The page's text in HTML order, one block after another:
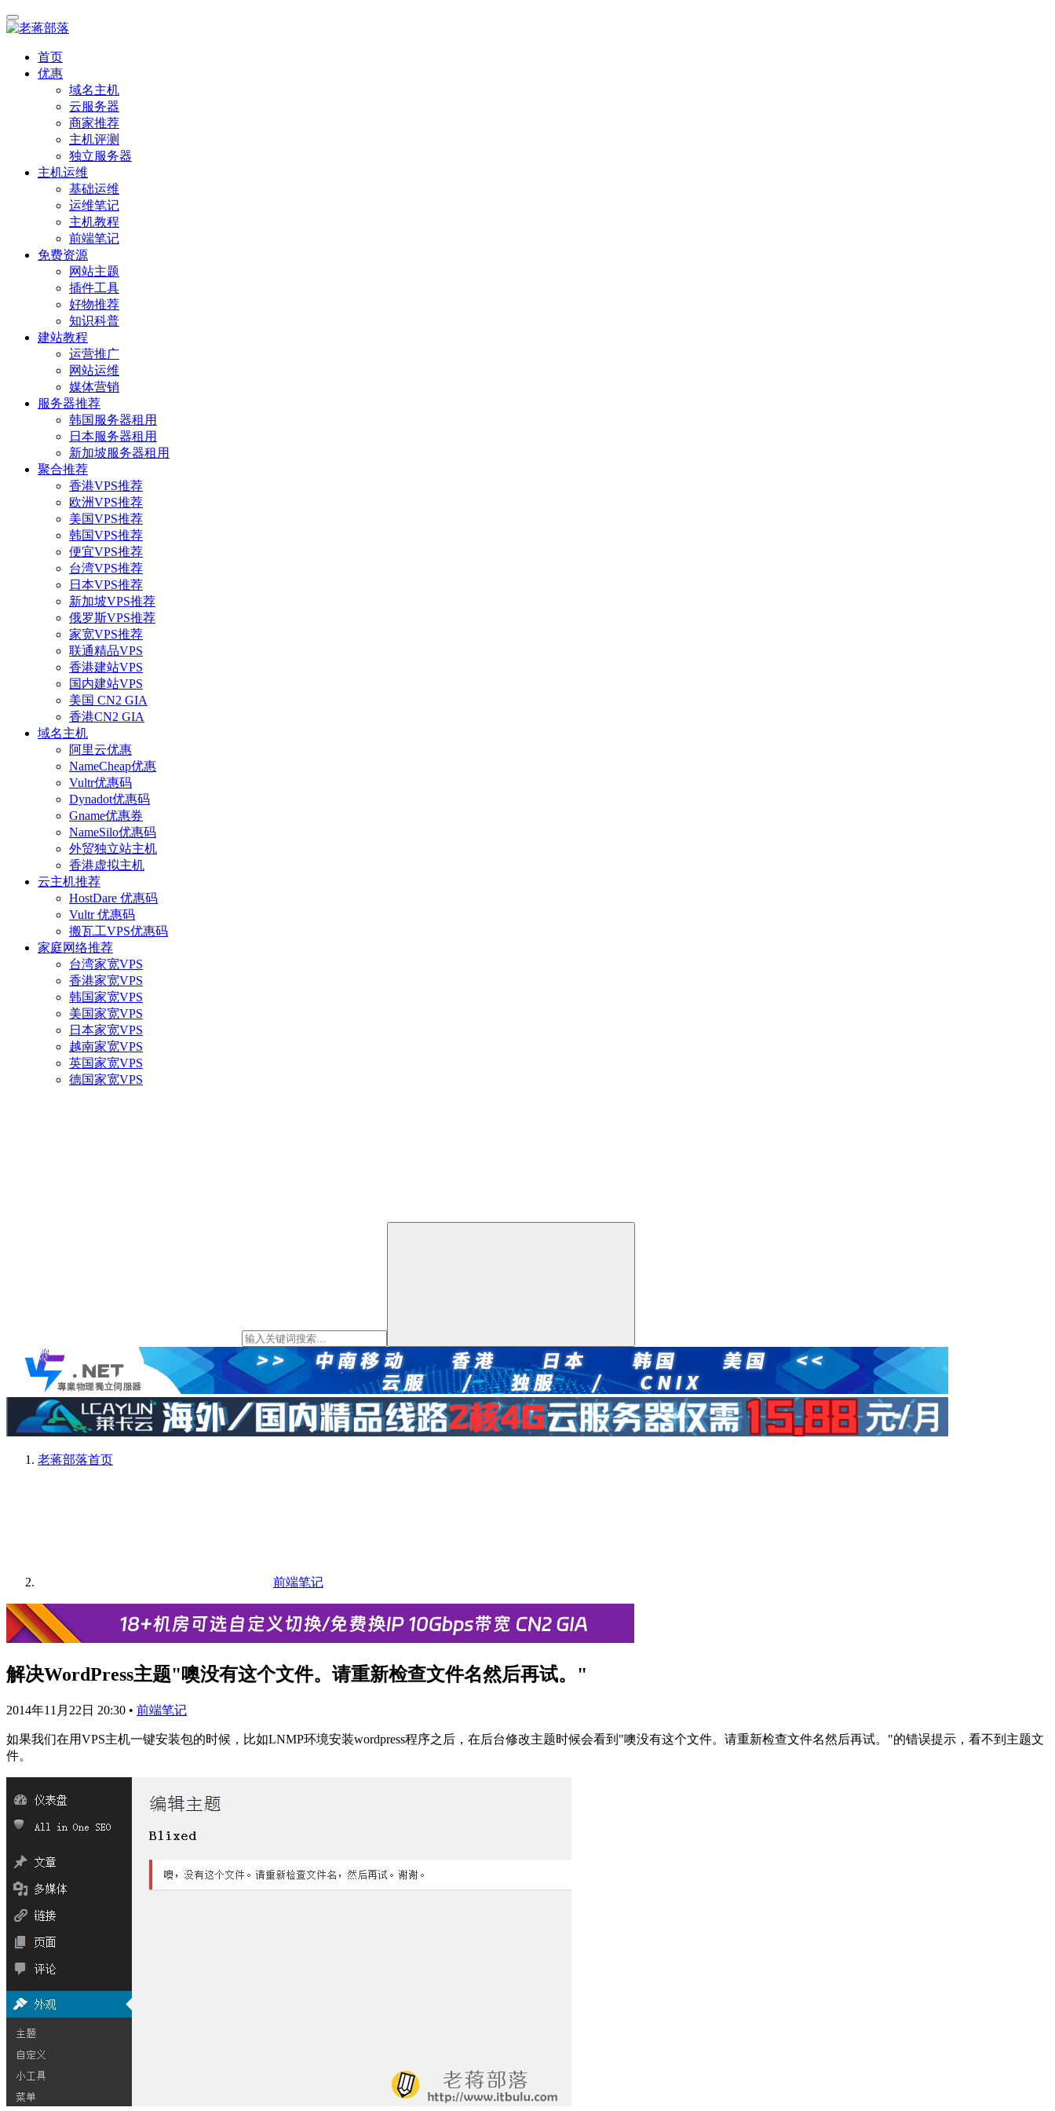
首页
优惠
域名主机
云服务器
商家推荐
主机评测
独立服务器
主机运维
基础运维
运维笔记
主机教程
前端笔记
免费资源
网站主题
插件工具
好物推荐
知识科普
建站教程
运营推广
网站运维
媒体营销
服务器推荐
韩国服务器租用
日本服务器租用
新加坡服务器租用
聚合推荐
香港VPS推荐
欧洲VPS推荐
美国VPS推荐
韩国VPS推荐
便宜VPS推荐
台湾VPS推荐
日本VPS推荐
新加坡VPS推荐
俄罗斯VPS推荐
家宽VPS推荐
联通精品VPS
香港建站VPS
国内建站VPS
美国 CN2 GIA
香港CN2 GIA
域名主机
阿里云优惠
NameCheap优惠
Vultr优惠码
Dynadot优惠码
Gname优惠券
NameSilo优惠码
外贸独立站主机
香港虚拟主机
云主机推荐
HostDare 优惠码
Vultr 优惠码
搬瓦工VPS优惠码
家庭网络推荐
台湾家宽VPS
香港家宽VPS
韩国家宽VPS
美国家宽VPS
日本家宽VPS
越南家宽VPS
英国家宽VPS
德国家宽VPS
老蒋部落首页
前端笔记
解决WordPress主题"噢没有这个文件。请重新检查文件名然后再试。"
2014年11月22日 20:30 • 前端笔记
如果我们在用VPS主机一键安装包的时候，比如LNMP环境安装wordpress程序之后，在后台修改主题时候会看到"噢没有这个文件。请重新检查文件名然后再试。"的错误提示，看不到主题文
件。